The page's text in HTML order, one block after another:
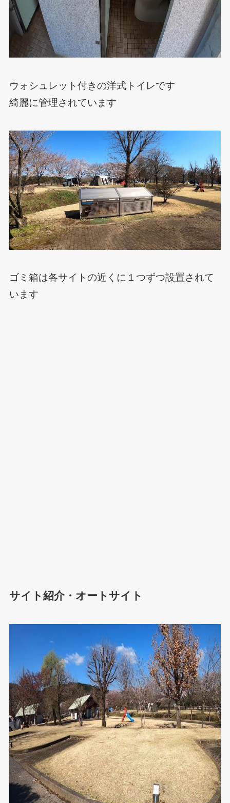
ウォシュレット付きの洋式トイレです
綺麗に管理されています
ゴミ箱は各サイトの近くに１つずつ設置されて
います
サイト紹介・オートサイト